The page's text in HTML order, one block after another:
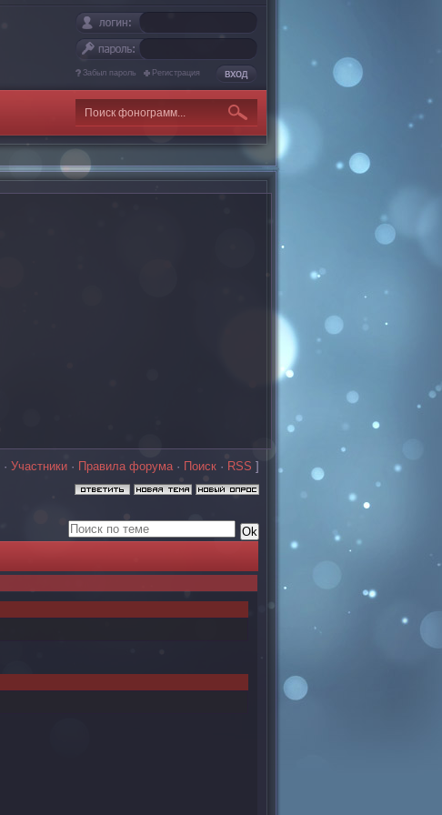
Забыл пароль Регистрация
· Участники · Правила форума· Поиск · RSS ]